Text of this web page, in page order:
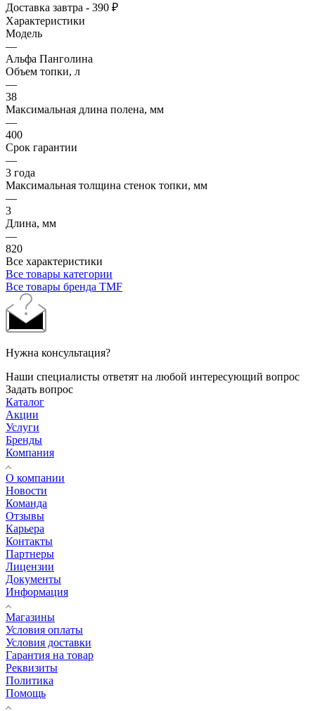
Доставка завтра - 390 ₽
Характеристики
Модель
—
Альфа Панголина
Объем топки, л
—
38
Максимальная длина полена, мм
—
400
Срок гарантии
—
3 года
Максимальная толщина стенок топки, мм
—
3
Длина, мм
—
820
Все характеристики
Все товары категории
Все товары бренда TMF
Нужна консультация?
Наши специалисты ответят на любой интересующий вопрос
Задать вопрос
Каталог
Акции
Услуги
Бренды
Компания
О компании
Новости
Команда
Отзывы
Карьера
Контакты
Партнеры
Лицензии
Документы
Информация
Магазины
Условия оплаты
Условия доставки
Гарантия на товар
Реквизиты
Политика
Помощь